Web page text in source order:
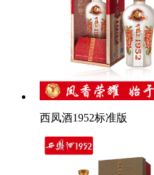
西凤酒1952标准版